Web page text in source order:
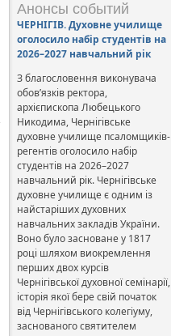
Анонсы событий
ЧЕРНІГІВ. Духовне училище
оголосило набір студентів на
2026–2027 навчальний рік
З благословення виконувача
обов’язків ректора,
архієпископа Любецького
Никодима, Чернігівське
духовне училище псаломщиків-
регентів оголосило набір
студентів на 2026–2027
навчальний рік. Чернігівське
духовне училище є одним із
найстаріших духовних
навчальних закладів України.
Воно було засноване у 1817
році шляхом виокремлення
перших двох курсів
Чернігівської духовної семінарії,
історія якої бере свій початок
від Чернігівського колегіуму,
заснованого святителем